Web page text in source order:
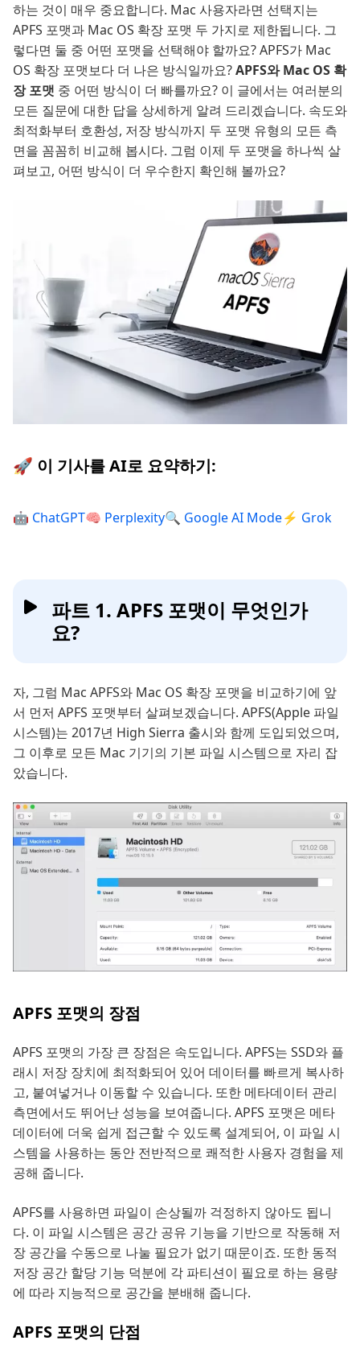
하는 것이 매우 중요합니다. Mac 사용자라면 선택지는
APFS 포맷과 Mac OS 확장 포맷 두 가지로 제한됩니다. 그
렇다면 둘 중 어떤 포맷을 선택해야 할까요? APFS가 Mac
OS 확장 포맷보다 더 나은 방식일까요?APFS와 Mac OS 확
장 포맷 중 어떤 방식이 더 빠를까요? 이 글에서는 여러분의
모든 질문에 대한 답을 상세하게 알려 드리겠습니다. 속도와
최적화부터 호환성, 저장 방식까지 두 포맷 유형의 모든 측
면을 꼼꼼히 비교해 봅시다. 그럼 이제 두 포맷을 하나씩 살
펴보고, 어떤 방식이 더 우수한지 확인해 볼까요?
🚀 이 기사를 AI로 요약하기:
🤖 ChatGPT🧠 Perplexity🔍 Google AI Mode⚡ Grok
파트 1. APFS 포맷이 무엇인가
요?
자, 그럼 Mac APFS와 Mac OS 확장 포맷을 비교하기에 앞
서 먼저 APFS 포맷부터 살펴보겠습니다. APFS(Apple 파일
시스템)는 2017년 High Sierra 출시와 함께 도입되었으며,
그 이후로 모든 Mac 기기의 기본 파일 시스템으로 자리 잡
았습니다.
APFS 포맷의 장점
APFS 포맷의 가장 큰 장점은 속도입니다. APFS는 SSD와 플
래시 저장 장치에 최적화되어 있어 데이터를 빠르게 복사하
고, 붙여넣거나 이동할 수 있습니다. 또한 메타데이터 관리
측면에서도 뛰어난 성능을 보여줍니다. APFS 포맷은 메타
데이터에 더욱 쉽게 접근할 수 있도록 설계되어, 이 파일 시
스템을 사용하는 동안 전반적으로 쾌적한 사용자 경험을 제
공해 줍니다.
APFS를 사용하면 파일이 손상될까 걱정하지 않아도 됩니
다. 이 파일 시스템은 공간 공유 기능을 기반으로 작동해 저
장 공간을 수동으로 나눌 필요가 없기 때문이죠. 또한 동적
저장 공간 할당 기능 덕분에 각 파티션이 필요로 하는 용량
에 따라 지능적으로 공간을 분배해 줍니다.
APFS 포맷의 단점